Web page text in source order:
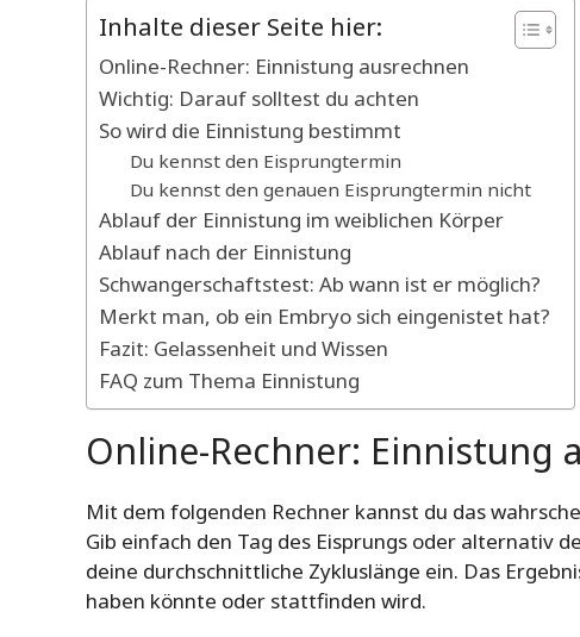
Inhalte dieser Seite hier:
Online-Rechner: Einnistung ausrechnen
Wichtig: Darauf solltest du achten
So wird die Einnistung bestimmt
Du kennst den Eisprungtermin
Du kennst den genauen Eisprungtermin nicht
Ablauf der Einnistung im weiblichen Körper
Ablauf nach der Einnistung
Schwangerschaftstest: Ab wann ist er möglich?
Merkt man, ob ein Embryo sich eingenistet hat?
Fazit: Gelassenheit und Wissen
FAQ zum Thema Einnistung
Online-Rechner: Einnistung
Mit dem folgenden Rechner kannst du das
Gib einfach den Tag des Eisprungs oder alternativ
deine durchschnittliche Zykluslänge ein. Das
haben könnte oder stattfinden wird.